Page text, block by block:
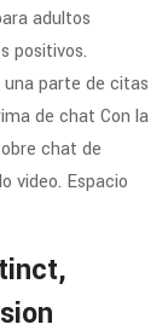
adultos
positivos.
parte de citas
de chat Con la
chat de
video. Espacio